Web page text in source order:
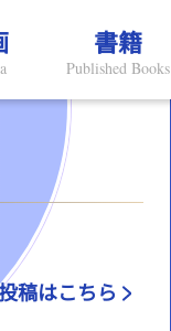
書籍
Published Books
稿はこちら